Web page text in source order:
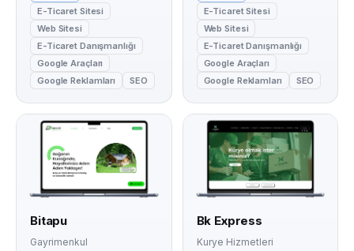
E-Ticaret Sitesi
Web Sitesi
E-Ticaret Danışmanlığı
Google Araçları
Google Reklamları
SEO
E-Ticaret Sitesi
Web Sitesi
E-Ticaret Danışmanlığı
Google Araçları
Google Reklamları
SEO
Bitapu
Gayrimenkul
Bk Express
Kurye Hizmetleri